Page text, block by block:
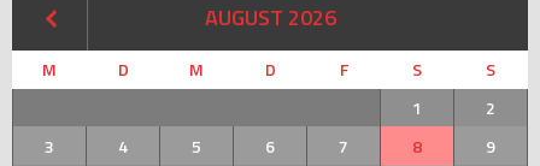
AUGUST 2026
M D M D F S
S
1
2
3
4 5 6 7 8
9